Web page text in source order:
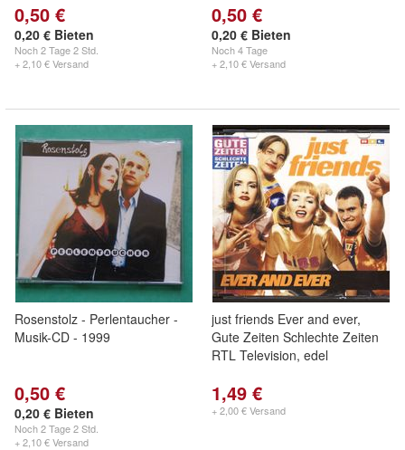
0,50 €
0,20 € Bieten
Noch2 Tage 2 Std.
+ 2,10 € Versand
0,50 €
0,20 € Bieten
Noch4 Tage
+ 2,10 € Versand
Rosenstolz - Perlentaucher -
Musik-CD - 1999
0,50 €
0,20 € Bieten
Noch2 Tage 2 Std.
+ 2,10 € Versand
just friends Ever and ever,
Gute Zeiten Schlechte Zeiten
RTL Television, edel
1,49 €
+ 2,00 € Versand